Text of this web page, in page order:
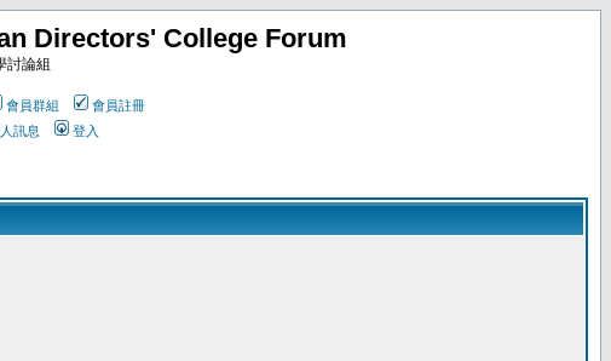
Directors' College Forum
討論組
會員群組
會員註冊
訊息 登入